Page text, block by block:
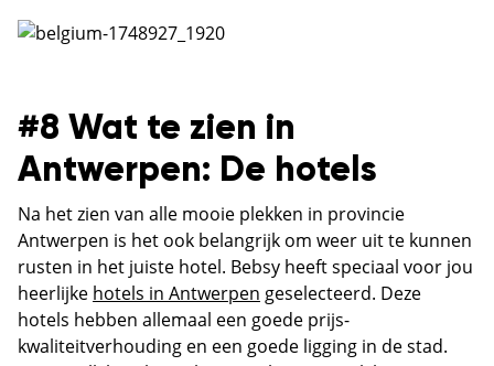
#8 Wat te zien in
Antwerpen: De hotels
Na het zien van alle mooie plekken in provincie
Antwerpen is het ook belangrijk om weer uit te kunnen
rusten in het juiste hotel. Bebsy heeft speciaal voor jou
heerlijke hotels in Antwerpen geselecteerd. Deze
hotels hebben allemaal een goede prijs-
kwaliteitverhouding en een goede ligging in de stad.